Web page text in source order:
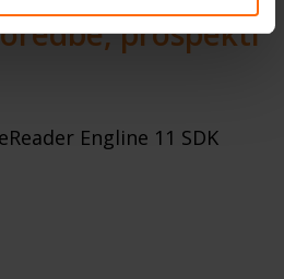
prospekti
Engline 11 SDK